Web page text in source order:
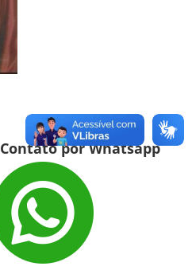
Contato por Whatsapp